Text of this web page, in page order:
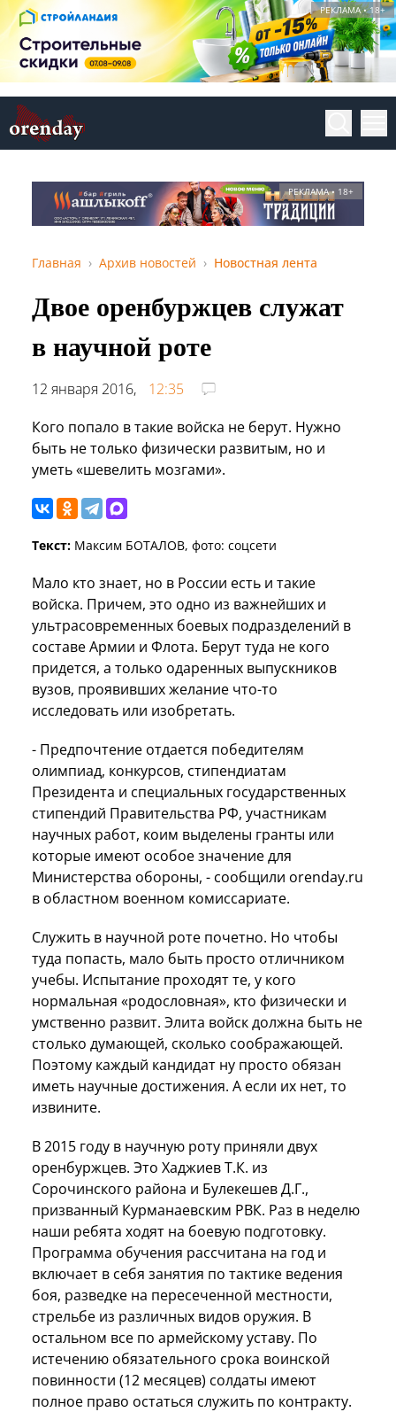
РЕКЛАМА • 18+
РЕКЛАМА • 18+
Главная Архив новостей Новостная лента
Двое оренбуржцев служат
в научной роте
12 января 2016,
12:35
Кого попало в такие войска не берут. Нужно
быть не только физически развитым, но и
уметь «шевелить мозгами».
Текст: Максим БОТАЛОВ, фото: соцсети
Мало кто знает, но в России есть и такие
войска. Причем, это одно из важнейших и
ультрасовременных боевых подразделений в
составе Армии и Флота. Берут туда не кого
придется, а только одаренных выпускников
вузов, проявивших желание что-то
исследовать или изобретать.
- Предпочтение отдается победителям
олимпиад, конкурсов, стипендиатам
Президента и специальных государственных
стипендий Правительства РФ, участникам
научных работ, коим выделены гранты или
которые имеют особое значение для
Министерства обороны, - сообщили orenday.ru
в областном военном комиссариате.
Служить в научной роте почетно. Но чтобы
туда попасть, мало быть просто отличником
учебы. Испытание проходят те, у кого
нормальная «родословная», кто физически и
умственно развит. Элита войск должна быть не
столько думающей, сколько соображающей.
Поэтому каждый кандидат ну просто обязан
иметь научные достижения. А если их нет, то
извините.
В 2015 году в научную роту приняли двух
оренбуржцев. Это Хаджиев Т.К. из
Сорочинского района и Булекешев Д.Г.,
призванный Курманаевским РВК. Раз в неделю
наши ребята ходят на боевую подготовку.
Программа обучения рассчитана на год и
включает в себя занятия по тактике ведения
боя, разведке на пересеченной местности,
стрельбе из различных видов оружия. В
остальном все по армейскому уставу. По
истечению обязательного срока воинской
повинности (12 месяцев) солдаты имеют
полное право остаться служить по контракту.